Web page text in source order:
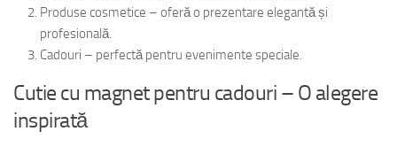
Produse cosmetice – oferă o prezentare elegantă și
profesională.
Cadouri – perfectă pentru evenimente speciale.
Cutie cu magnet pentru cadouri – O alegere
inspirată